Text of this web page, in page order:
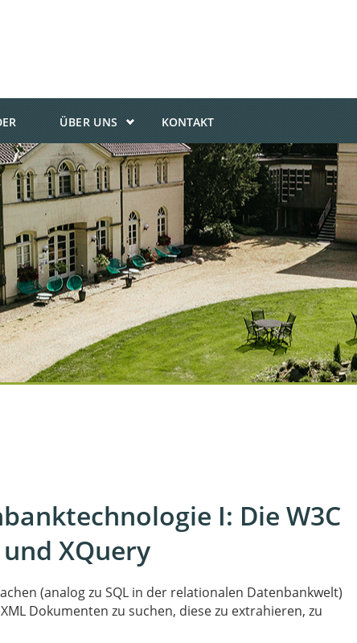
ÜBER UNS KONTAKT
I: Die W3C
XQuery
(analog zu SQL in der relationalen Datenbankwelt)
Dokumenten zu suchen, diese zu extrahieren, zu